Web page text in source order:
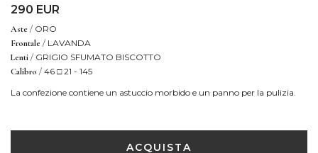
290 EUR
Aste / ORO
Frontale / LAVANDA
Lenti / GRIGIO SFUMATO BISCOTTO
Calibro / 46 □ 21 - 145
La confezione contiene un astuccio morbido e un panno per la pulizia.
ACQUISTA